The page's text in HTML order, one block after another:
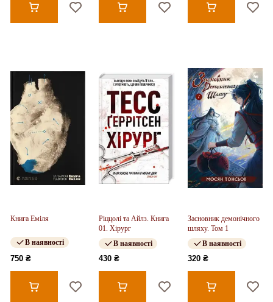
Книга Еміля
В наявності
750 ₴
Ріццолі та Айлз. Книга
01. Хірург
В наявності
430 ₴
Засновник демонічного
шляху. Том 1
В наявності
320 ₴